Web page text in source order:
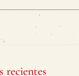
recientes